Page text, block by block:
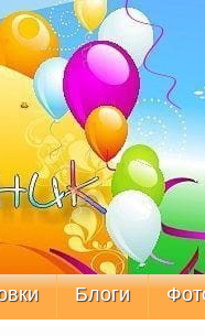
Блоги